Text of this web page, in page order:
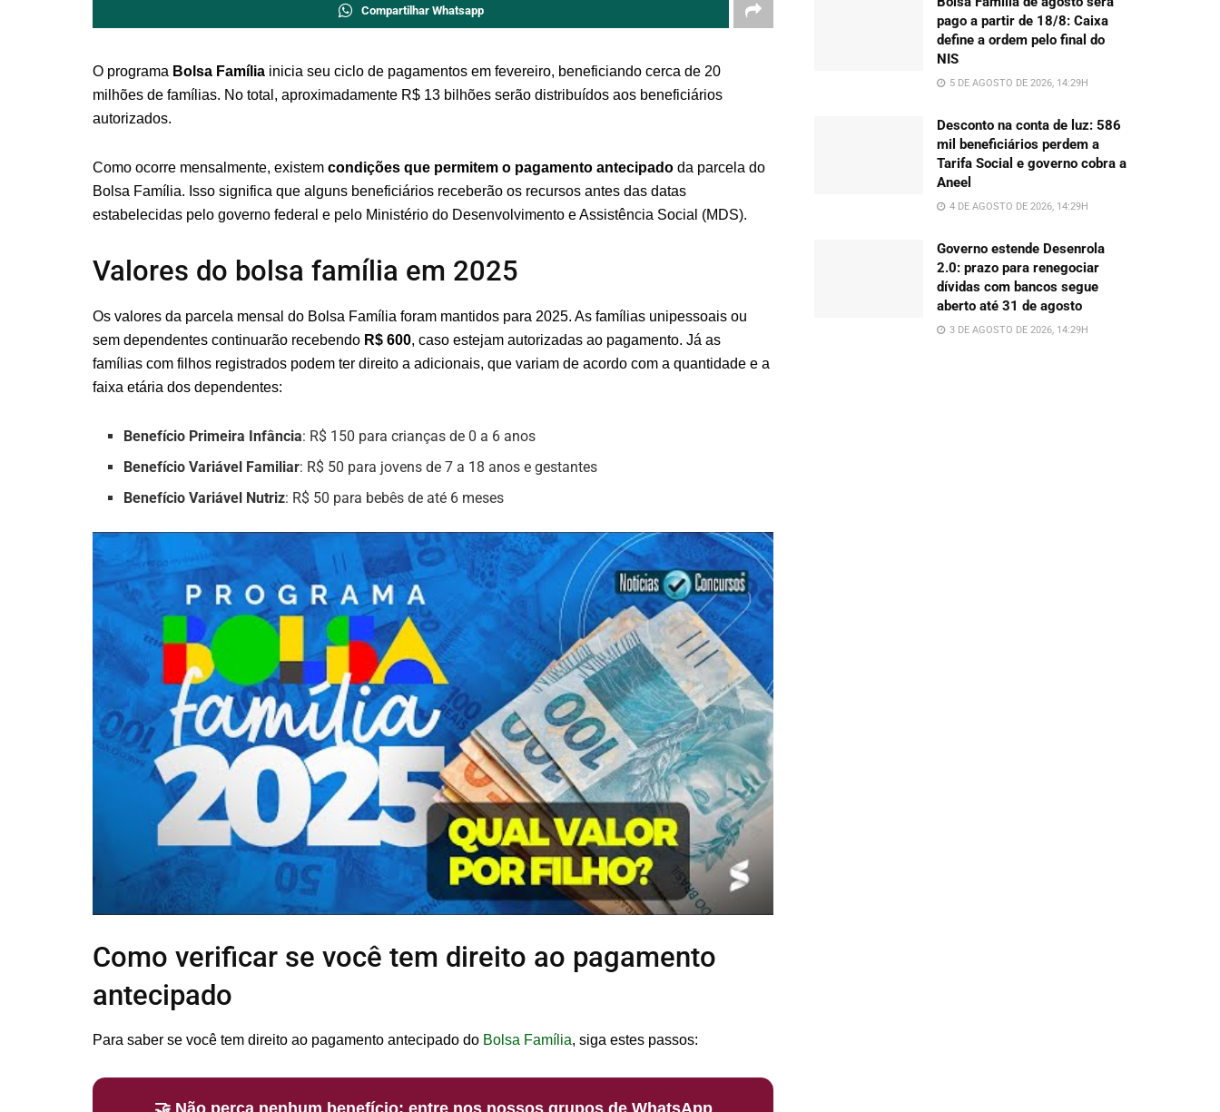
Compartilhar Whatsapp
O programa Bolsa Família inicia seu ciclo de pagamentos em fevereiro, beneficiando cerca de 20
milhões de famílias. No total, aproximadamente R$ 13 bilhões serão distribuídos aos beneficiários
autorizados.
Como ocorre mensalmente, existem condições que permitem o pagamento antecipado da parcela do
Bolsa Família. Isso significa que alguns beneficiários receberão os recursos antes das datas
estabelecidas pelo governo federal e pelo Ministério do Desenvolvimento e Assistência Social (MDS).
Valores do bolsa família em 2025
Os valores da parcela mensal do Bolsa Família foram mantidos para 2025. As famílias unipessoais ou
sem dependentes continuarão recebendo R$ 600, caso estejam autorizadas ao pagamento. Já as
famílias com filhos registrados podem ter direito a adicionais, que variam de acordo com a quantidade e a
faixa etária dos dependentes:
Benefício Primeira Infância: R$ 150 para crianças de 0 a 6 anos
Benefício Variável Familiar: R$ 50 para jovens de 7 a 18 anos e gestantes
Benefício Variável Nutriz: R$ 50 para bebês de até 6 meses
Como verificar se você tem direito ao pagamento
antecipado
Para saber se você tem direito ao pagamento antecipado do Bolsa Família, siga estes passos:
pago a partir de 18/8: Caixa
define a ordem pelo final do
NIS
5 DE AGOSTO DE 2026, 14:29H
Desconto na conta de luz: 586
mil beneficiários perdem a
Tarifa Social e governo cobra a
Aneel
4 DE AGOSTO DE 2026, 14:29H
Governo estende Desenrola
2.0: prazo para renegociar
dívidas com bancos segue
aberto até 31 de agosto
3 DE AGOSTO DE 2026, 14:29H